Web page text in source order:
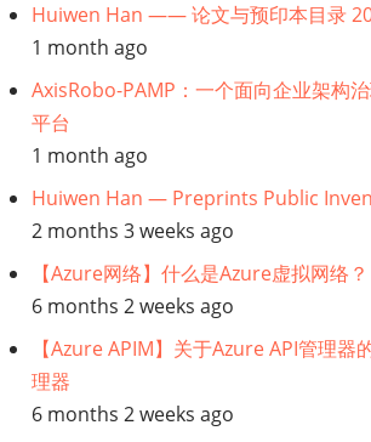
业
务
架
构】
企
业
模
型
Huiwen Han —— 论文与预印本目录
1 month ago
AxisRobo-PAMP：一个面向企业架构
平台
1 month ago
Huiwen Han — Preprints Public
2 months 3 weeks ago
【Azure网络】什么是Azure虚拟网络？
6 months 2 weeks ago
【Azure APIM】关于Azure API管理器
理器
6 months 2 weeks ago